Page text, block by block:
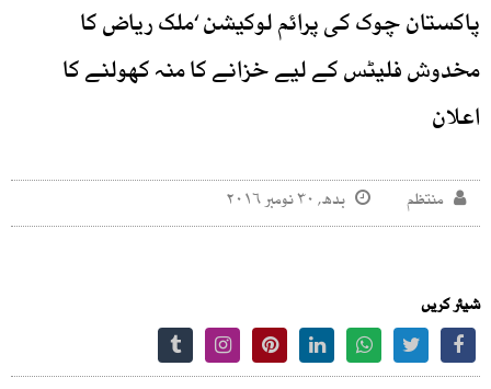
پاکستان چوک کی پرائم لوکیشن ‘ملک ریاض کا
مخدوش فلیٹس کے لیے خزانے کا منہ کھولنے کا
اعلان
منتظم بدھ, ۳۰ نومبر ۲۰۱۶
شیئر کریں